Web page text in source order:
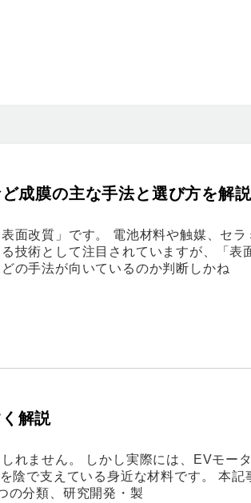
成膜の主な手法と選び方を解説
面改質」です。 電池材料や触媒、セラ
技術として注目されていますが、「表
の手法が向いているのか判断しかね
解説
れません。 しかし実際には、EVモー
陰で支えている身近な材料です。 本記
の分類、研究開発・製